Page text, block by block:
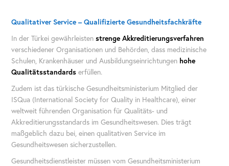
Qualitativer Service – Qualifizierte Gesundheitsfachkräfte
In der Türkei gewährleistenstrenge Akkreditierungsverfahren
verschiedener Organisationen und Behörden, dass medizinische
Schulen, Krankenhäuser und Ausbildungseinrichtungen hohe
Qualitätsstandards erfüllen.
Zudem ist das türkische Gesundheitsministerium Mitglied der
ISQua (International Society for Quality in Healthcare), einer
weltweit führenden Organisation für Qualitäts- und
Akkreditierungsstandards im Gesundheitswesen. Dies trägt
maßgeblich dazu bei, einen qualitativen Service im
Gesundheitswesen sicherzustellen.
Gesundheitsdienstleister müssen vom Gesundheitsministerium